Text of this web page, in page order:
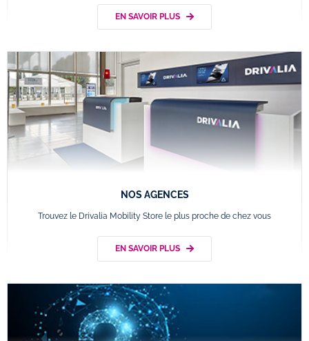
EN SAVOIR PLUS
NOS AGENCES
Trouvez le Drivalia Mobility Store le plus proche de chez vous
EN SAVOIR PLUS